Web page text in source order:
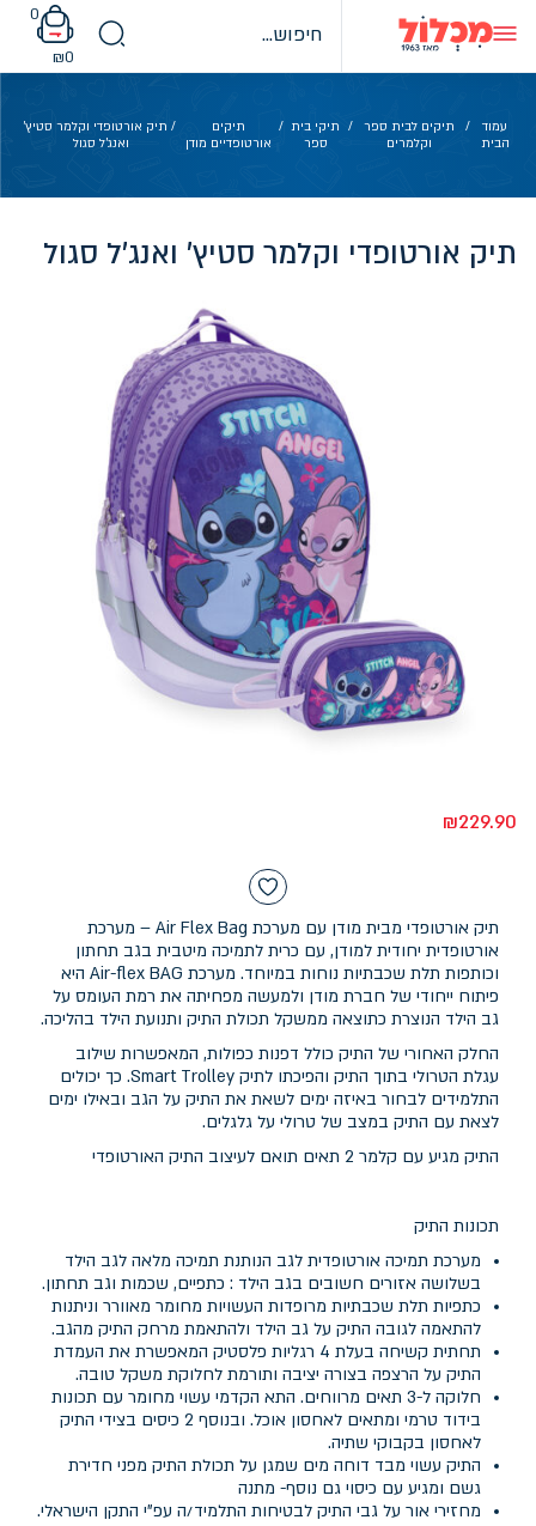
content
0
₪0
עמוד
הבית
/
תיקים לבית ספר
וקלמרים
/ תיקי בית
ספר
/
תיקים
אורטופדיים מודן
/ תיק אורטופדי וקלמר סטיץ'
ואנג'ל סגול
תיק אורטופדי וקלמר סטיץ' ואנג'ל סגול
₪229.90
תיק אורטופדי מבית מודן עם מערכת Air Flex Bag – מערכת
אורטופדית יחודית למודן, עם כרית לתמיכה מיטבית בגב תחתון
וכותפות תלת שכבתיות נוחות במיוחד. מערכת Air-flex BAG היא
פיתוח ייחודי של חברת מודן ולמעשה מפחיתה את רמת העומס על
גב הילד הנוצרת כתוצאה ממשקל תכולת התיק ותנועת הילד בהליכה.
החלק האחורי של התיק כולל דפנות כפולות, המאפשרות שילוב
עגלת הטרולי בתוך התיק והפיכתו לתיק Smart Trolley. כך יכולים
התלמידים לבחור באיזה ימים לשאת את התיק על הגב ובאילו ימים
לצאת עם התיק במצב של טרולי על גלגלים.
התיק מגיע עם קלמר 2 תאים תואם לעיצוב התיק האורטופדי
תכונות התיק
מערכת תמיכה אורטופדית לגב הנותנת תמיכה מלאה לגב הילד
בשלושה אזורים חשובים בגב הילד : כתפיים, שכמות וגב תחתון.
כתפיות תלת שכבתיות מרופדות העשויות מחומר מאוורר וניתנות
להתאמה לגובה התיק על גב הילד ולהתאמת מרחק התיק מהגב.
תחתית קשיחה בעלת 4 רגליות פלסטיק המאפשרת את העמדת
התיק על הרצפה בצורה יציבה ותורמת לחלוקת משקל טובה.
חלוקה ל-3 תאים מרווחים. התא הקדמי עשוי מחומר עם תכונות
בידוד טרמי ומתאים לאחסון אוכל. ובנוסף 2 כיסים בצידי התיק
לאחסון בקבוקי שתיה.
התיק עשוי מבד דוחה מים שמגן על תכולת התיק מפני חדירת
גשם ומגיע עם כיסוי גם נוסף- מתנה
מחזירי אור על גבי התיק לבטיחות התלמיד/ה עפ"י התקן הישראלי.